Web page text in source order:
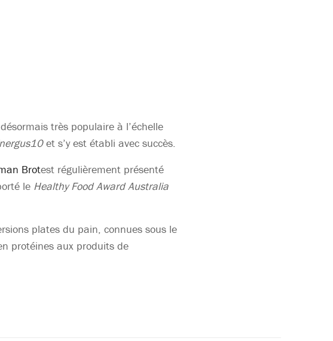
très populaire à l’échelle
et s’y est établi avec succès.
Brotest régulièrement présenté
le Healthy Food Award Australia
plates du pain, connues sous le
protéines aux produits de